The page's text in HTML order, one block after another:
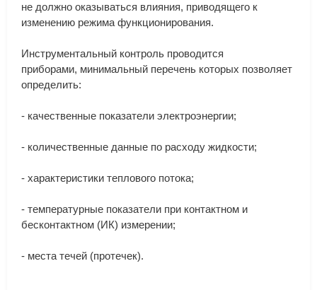
не должно оказываться влияния, приводящего к
изменению режима функционирования.
Инструментальный контроль проводится
приборами, минимальный перечень которых позволяет
определить:
- качественные показатели электроэнергии;
- количественные данные по расходу жидкости;
- характеристики теплового потока;
- температурные показатели при контактном и
бесконтактном (ИК) измерении;
- места течей (протечек).